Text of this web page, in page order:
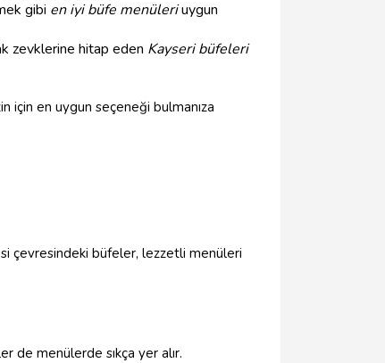
gibi en iyi büfe menüleriuygun
zevklerine hitap eden Kayseri büfeleri
için en uygun seçeneği bulmanıza
çevresindeki büfeler, lezzetli menüleri
de menülerde sıkça yer alır.